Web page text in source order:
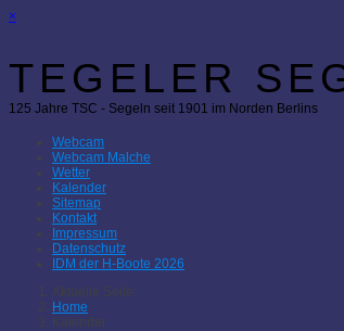
×
TEGELER
125 Jahre TSC - Segeln seit 1901 im Norden Berlins
Webcam
Webcam Malche
Wetter
Kalender
Sitemap
Kontakt
Impressum
Datenschutz
IDM der H-Boote 2026
Aktuelle Seite:
Home
Kalender